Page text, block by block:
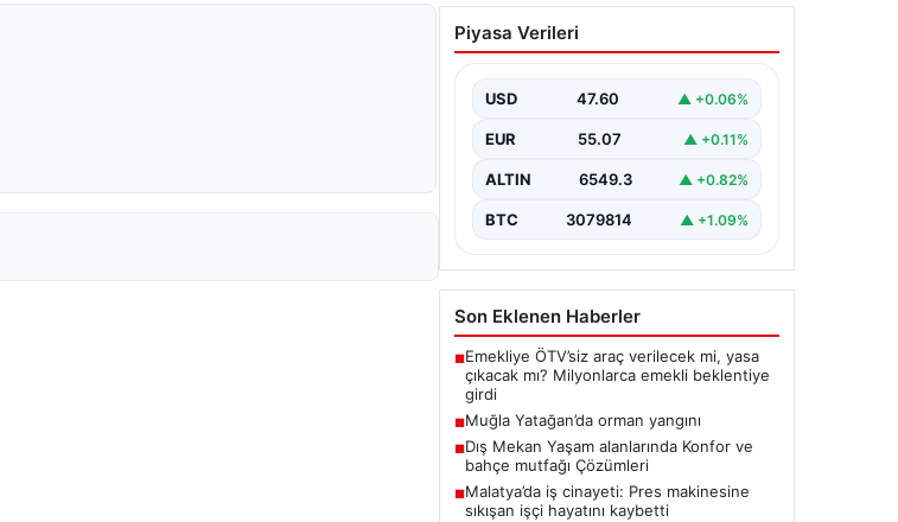
Muğla Yatağan’da orman
yangını
Piyasa Verileri
USD 47.60 ▲ +0.06%
EUR 55.07 ▲ +0.11%
ALTIN 6549.3 ▲ +0.82%
BTC 3079814 ▲ +1.09%
Son Eklenen Haberler
■Emekliye ÖTV’siz araç verilecek mi, yasa
çıkacak mı? Milyonlarca emekli beklentiye
girdi
■Muğla Yatağan’da orman yangını
■Dış Mekan Yaşam alanlarında Konfor ve
bahçe mutfağı Çözümleri
■Malatya’da iş cinayeti: Pres makinesine
sıkışan işçi hayatını kaybetti